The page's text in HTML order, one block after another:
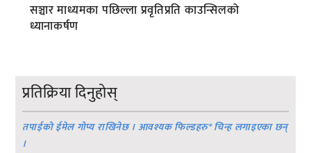
सञ्चार माध्यमका पछिल्ला प्रवृतिप्रति काउन्सिलको
ध्यानाकर्षण
प्रतिक्रिया दिनुहोस्
तपाईको ईमेल गोप्य राखिनेछ । आवश्यक फिल्डहरु*चिन्ह लगाइएका छन्
।